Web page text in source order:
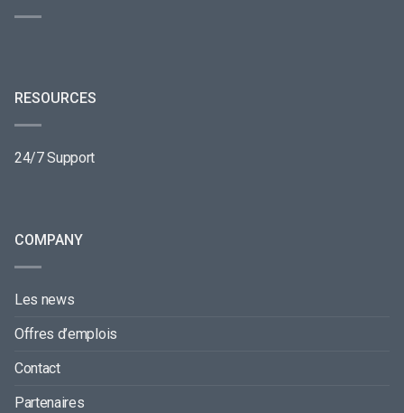
RESOURCES
24/7 Support
COMPANY
Les news
Offres d’emplois
Contact
Partenaires